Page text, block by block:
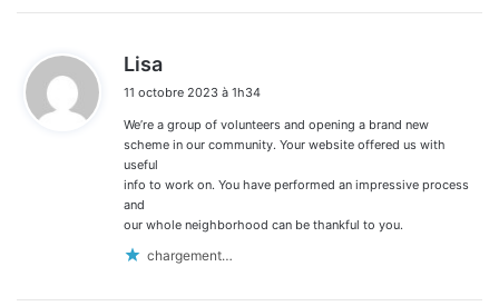
Lisa
t
:
11 octobre 2023 à 1h34
We’re a group of volunteers and opening a brand new
scheme in our community. Your website offered us with
useful
info to work on. You have performed an impressive process
and
our whole neighborhood can be thankful to you.
chargement…